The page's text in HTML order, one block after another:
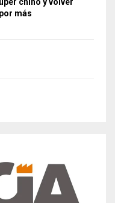
chino y volver
más